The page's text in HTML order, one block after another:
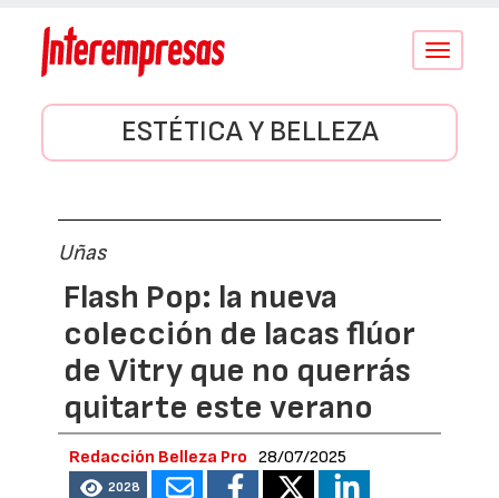
Conmutar
ESTÉTICA Y BELLEZA
Uñas
Flash Pop: la nueva
colección de lacas flúor
de Vitry que no querrás
quitarte este verano
Redacción Belleza Pro 28/07/2025
2028